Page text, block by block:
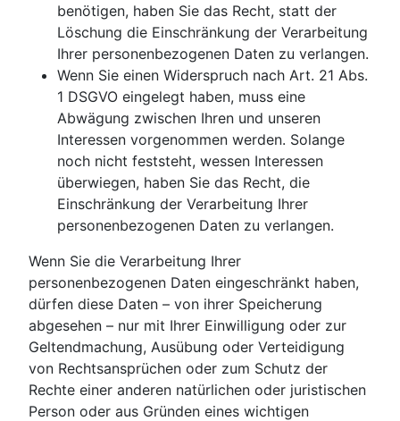
benötigen, haben Sie das Recht, statt der
Löschung die Einschränkung der Verarbeitung
Ihrer personenbezogenen Daten zu verlangen.
Wenn Sie einen Widerspruch nach Art. 21 Abs.
1 DSGVO eingelegt haben, muss eine
Abwägung zwischen Ihren und unseren
Interessen vorgenommen werden. Solange
noch nicht feststeht, wessen Interessen
überwiegen, haben Sie das Recht, die
Einschränkung der Verarbeitung Ihrer
personenbezogenen Daten zu verlangen.
Wenn Sie die Verarbeitung Ihrer
personenbezogenen Daten eingeschränkt haben,
dürfen diese Daten – von ihrer Speicherung
abgesehen – nur mit Ihrer Einwilligung oder zur
Geltendmachung, Ausübung oder Verteidigung
von Rechtsansprüchen oder zum Schutz der
Rechte einer anderen natürlichen oder juristischen
Person oder aus Gründen eines wichtigen